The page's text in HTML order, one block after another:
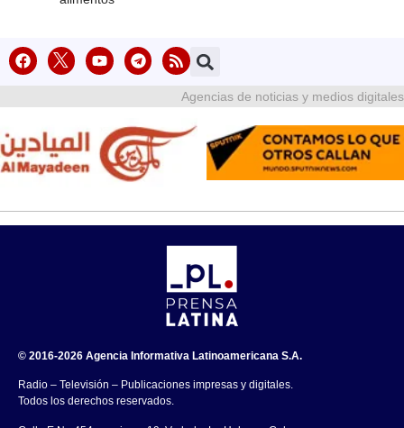
Agencias de noticias y medios digitales
© 2016-2026 Agencia Informativa Latinoamericana S.A.
Radio – Televisión – Publicaciones impresas y digitales.
Todos los derechos reservados.